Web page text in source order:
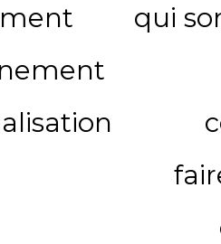
qui